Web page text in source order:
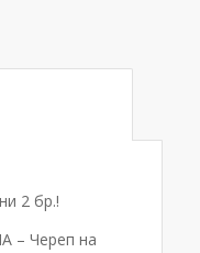
Описание
2 бр.!
Череп на